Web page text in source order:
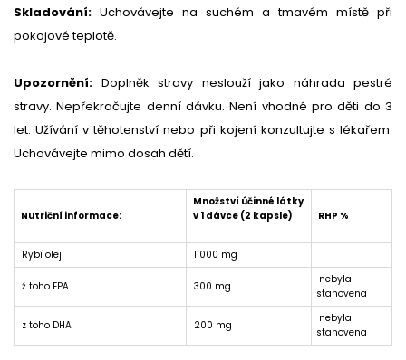
Skladování: Uchovávejte na suchém a tmavém místě při
pokojové teplotě.
Upozornění: Doplněk stravy neslouží jako náhrada pestré
stravy. Nepřekračujte denní dávku. Není vhodné pro děti do 3
let. Užívání v těhotenství nebo při kojení konzultujte s lékařem.
Uchovávejte mimo dosah dětí.
Nutriční informace:
Množství účinné látky
v 1 dávce (2 kapsle)
RHP %
Rybí olej 1 000 mg
ź toho EPA 300 mg
nebyla
stanovena
z toho DHA 200 mg
nebyla
stanovena